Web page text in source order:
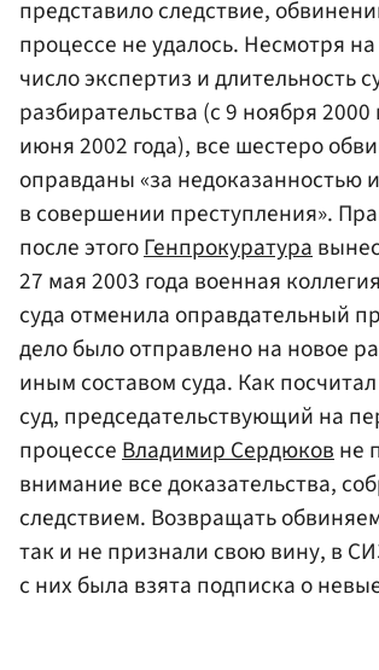
представило следствие,
процессе не удалось. Несмотря
число экспертиз и длительность
разбирательства (с 9 ноября 2000
июня 2002 года), все шестеро
оправданы «за недоказанностью
в совершении преступления».
после этогоГенпрокуратура
27 мая 2003 года военная
суда отменила оправдательный
дело было отправлено на новое
иным составом суда. Как
суд, председательствующий на
процессеВладимир Сердюковне
внимание все доказательства,
следствием. Возвращать
так и не признали свою вину, в
с них была взята подписка о